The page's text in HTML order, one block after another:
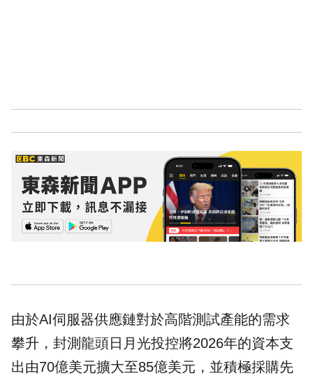
由於AI伺服器供應鏈對於高階測試產能的需求
攀升，封測龍頭日月光投控將2026年的資本支
出由70億美元擴大至85億美元，並積極採購先